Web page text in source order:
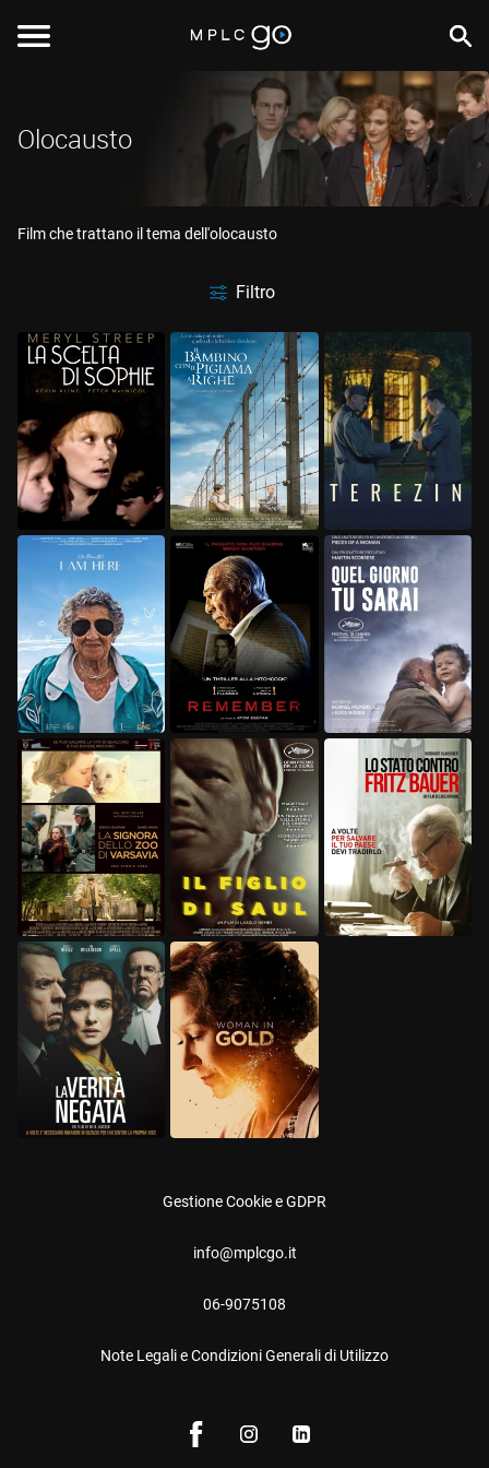
Olocausto
Film che trattano il tema dell'olocausto
Filtro
Gestione Cookie e GDPR
info@mplcgo.it
06-9075108
Note Legali e Condizioni Generali di Utilizzo